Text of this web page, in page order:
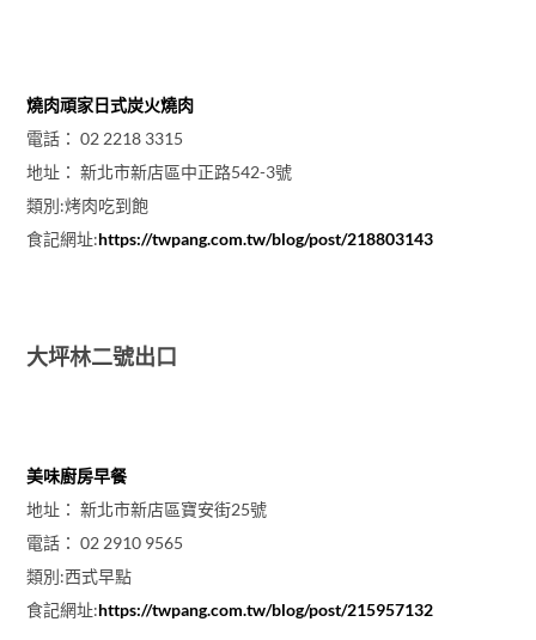
燒肉頑家日式炭火燒肉
電話： 02 2218 3315
地址： 新北市新店區中正路542-3號
類別:烤肉吃到飽
食記網址:https://twpang.com.tw/blog/post/218803143
大坪林二號出口
美味廚房早餐
地址： 新北市新店區寶安街25號
電話： 02 2910 9565
類別:西式早點
食記網址:https://twpang.com.tw/blog/post/215957132